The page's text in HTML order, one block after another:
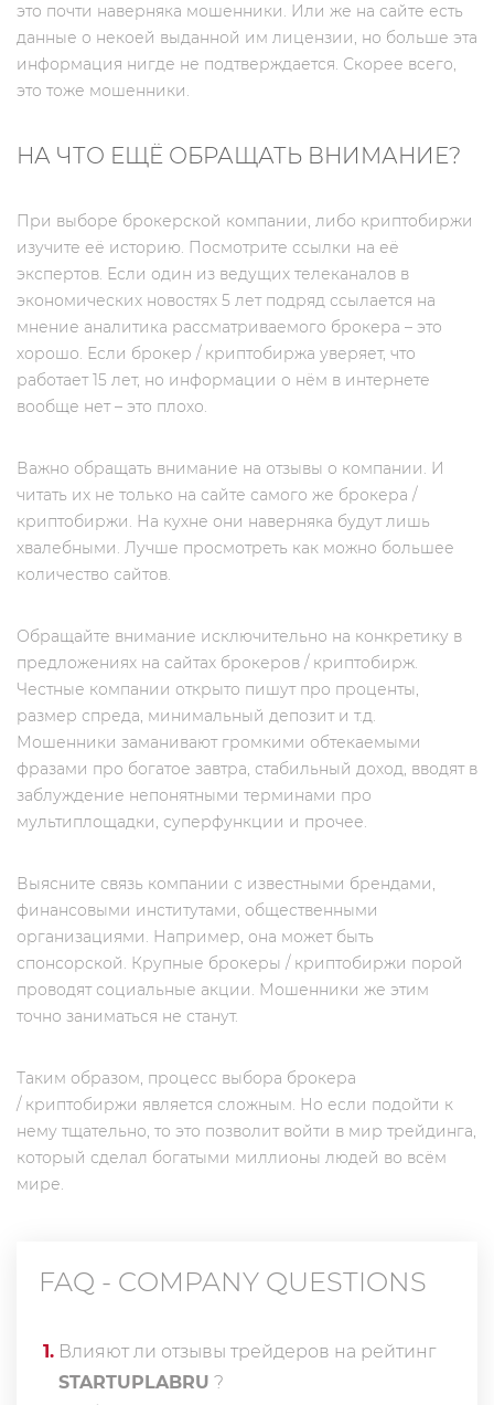
это почти наверняка мошенники. Или же на сайте есть
данные о некоей выданной им лицензии, но больше эта
информация нигде не подтверждается. Скорее всего,
это тоже мошенники.
НА ЧТО ЕЩЁ ОБРАЩАТЬ ВНИМАНИЕ?
При выборе брокерской компании, либо криптобиржи
изучите её историю. Посмотрите ссылки на её
экспертов. Если один из ведущих телеканалов в
экономических новостях 5 лет подряд ссылается на
мнение аналитика рассматриваемого брокера – это
хорошо. Если брокер / криптобиржа уверяет, что
работает 15 лет, но информации о нём в интернете
вообще нет – это плохо.
Важно обращать внимание на отзывы о компании. И
читать их не только на сайте самого же брокера /
криптобиржи. На кухне они наверняка будут лишь
хвалебными. Лучше просмотреть как можно большее
количество сайтов.
Обращайте внимание исключительно на конкретику в
предложениях на сайтах брокеров / криптобирж.
Честные компании открыто пишут про проценты,
размер спреда, минимальный депозит и т.д.
Мошенники заманивают громкими обтекаемыми
фразами про богатое завтра, стабильный доход, вводят в
заблуждение непонятными терминами про
мультиплощадки, суперфункции и прочее.
Выясните связь компании с известными брендами,
финансовыми институтами, общественными
организациями. Например, она может быть
спонсорской. Крупные брокеры / криптобиржи порой
проводят социальные акции. Мошенники же этим
точно заниматься не станут.
Таким образом, процесс выбора брокера
/ криптобиржи является сложным. Но если подойти к
нему тщательно, то это позволит войти в мир трейдинга,
который сделал богатыми миллионы людей во всём
мире.
FAQ - COMPANY QUESTIONS
1. Влияют ли отзывы трейдеров на рейтинг
STARTUPLABRU ?